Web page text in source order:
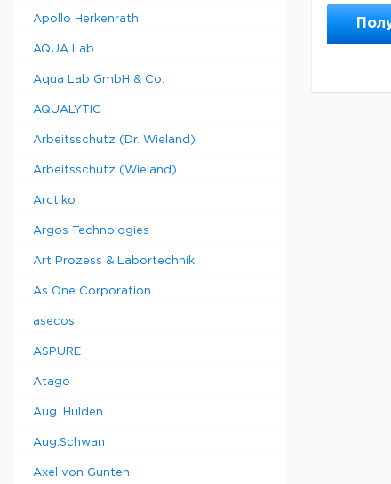
Apollo Herkenrath
AQUA Lab
Aqua Lab GmbH & Co.
AQUALYTIC
Arbeitsschutz (Dr. Wieland)
Arbeitsschutz (Wieland)
Arctiko
Argos Technologies
Art Prozess & Labortechnik
As One Corporation
asecos
ASPURE
Atago
Aug. Hulden
Aug.Schwan
Axel von Gunten